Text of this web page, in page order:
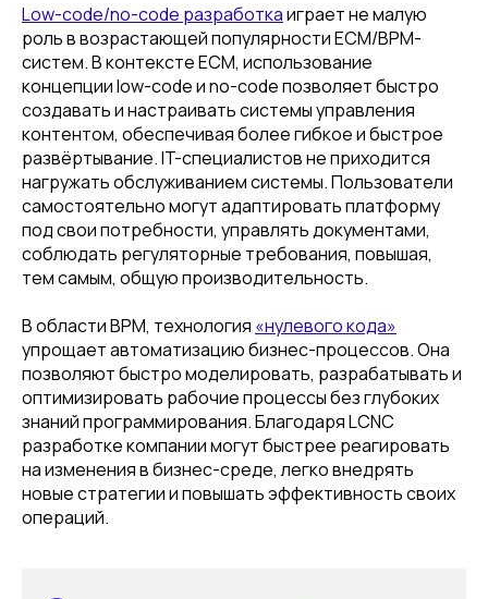
Low-code/no-code разработкаиграет не малую
роль в возрастающей популярности ECM/BPM-
систем. В контексте ECM, использование
концепции low-code и no-code позволяет быстро
создавать и настраивать системы управления
контентом, обеспечивая более гибкое и быстрое
развёртывание. IT-специалистов не приходится
нагружать обслуживанием системы. Пользователи
самостоятельно могут адаптировать платформу
под свои потребности, управлять документами,
соблюдать регуляторные требования, повышая,
тем самым, общую производительность.
В области BPM, технология «нулевого кода»
упрощает автоматизацию бизнес-процессов. Она
позволяют быстро моделировать, разрабатывать и
оптимизировать рабочие процессы без глубоких
знаний программирования. Благодаря LCNC
разработке компании могут быстрее реагировать
на изменения в бизнес-среде, легко внедрять
новые стратегии и повышать эффективность своих
операций.